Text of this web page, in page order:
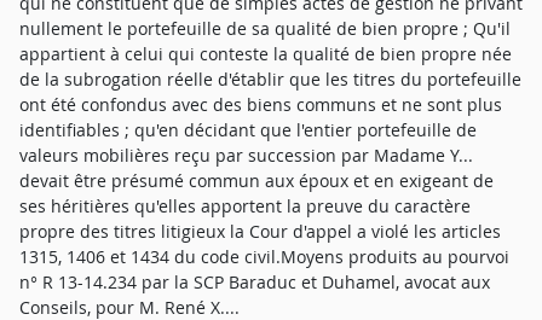
nullement le portefeuille de sa qualité de bien propre ; Qu'il
appartient à celui qui conteste la qualité de bien propre née
de la subrogation réelle d'établir que les titres du portefeuille
ont été confondus avec des biens communs et ne sont plus
identifiables ; qu'en décidant que l'entier portefeuille de
valeurs mobilières reçu par succession par Madame Y...
devait être présumé commun aux époux et en exigeant de
ses héritières qu'elles apportent la preuve du caractère
propre des titres litigieux la Cour d'appel a violé les articles
1315, 1406 et 1434 du code civil.Moyens produits au pourvoi
n° R 13-14.234 par la SCP Baraduc et Duhamel, avocat aux
Conseils, pour M. René X....